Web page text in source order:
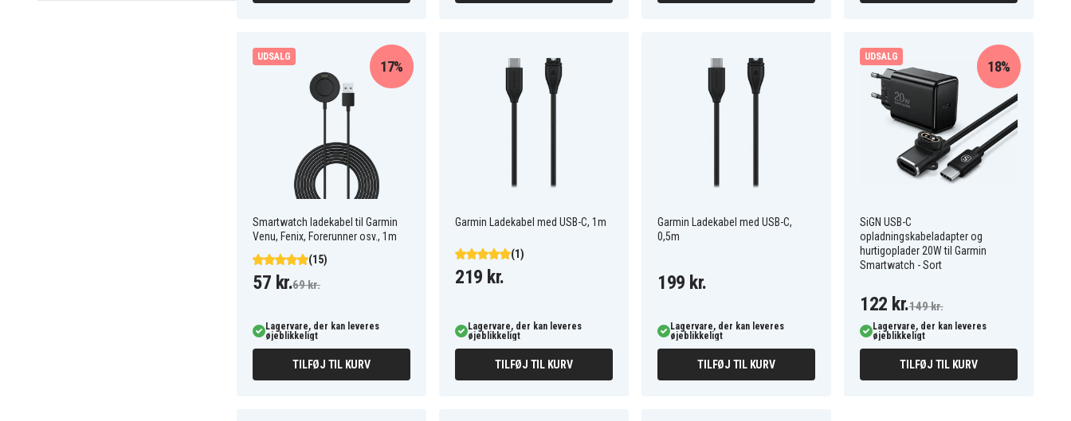
UDSALG
Smartwatch ladekabel til Garmin
Venu, Fenix, Forerunner osv., 1m
(15)
17%
57 kr.69 kr.
Lagervare, der kan leveres
øjeblikkeligt
TILFØJ TIL KURV
Garmin Ladekabel med USB-C, 1m
(1)
219 kr.
Lagervare, der kan leveres
øjeblikkeligt
TILFØJ TIL KURV
Garmin Ladekabel med USB-C,
0,5m
199 kr.
Lagervare, der kan leveres
øjeblikkeligt
TILFØJ TIL KURV
UDSALG
SiGN USB-C
opladningskabeladapter og
hurtigoplader 20W til Garmin
Smartwatch - Sort
18%
122 kr.149 kr.
Lagervare, der kan leveres
øjeblikkeligt
TILFØJ TIL KURV